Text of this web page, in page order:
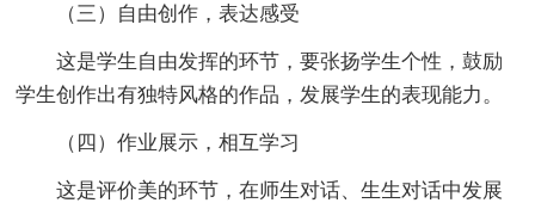
（三）自由创作，表达感受
这是学生自由发挥的环节，要张扬学生个性，鼓励
学生创作出有独特风格的作品，发展学生的表现能力。
（四）作业展示，相互学习
这是评价美的环节，在师生对话、生生对话中发展